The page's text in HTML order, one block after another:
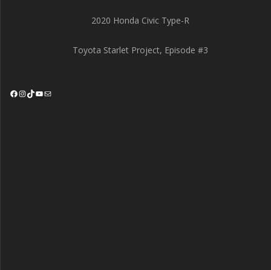
2020 Honda Civic Type-R
Toyota Starlet Project, Episode #3
Facebook
Instagram
TikTok
YouTube
Mail